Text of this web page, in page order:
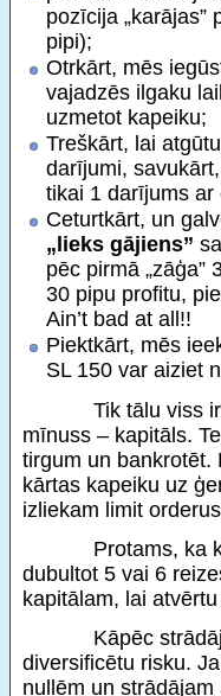
pozīcija
pipi);
Otrkārt, mēs
vajadzēs ilgaku
uzmetot kapeiku;
Treškārt, lai
darījumi,
tikai 1 darījums
Ceturtkārt, un
„lieks gājiens”
pēc pirmā
30 pipu profitu,
Ain’t bad at all!!
Piektkārt, mēs
SL 150 var aiziet
Tik tālu viss ir
mīnuss – kapitāls.
tirgum un bankrotēt.
kārtas kapeiku uz
izliekam limit
Protams, ka
dubultot 5 vai 6
kapitālam, lai
Kāpēc strādājam
diversificētu risku.
nullēm un